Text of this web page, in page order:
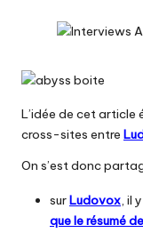
e
L’idée de cet article
cross-sites entre
On s’est donc
surLudovox, il
que le résumé